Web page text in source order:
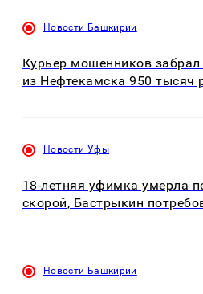
Новости Башкирии
Курьер мошенников забрал
из Нефтекамска 950 тысяч
Новости Уфы
18-летняя уфимка умерла
скорой, Бастрыкин
Новости Башкирии